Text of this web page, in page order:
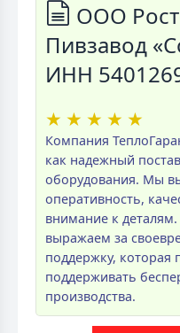
ООО
Пивзавод
ИНН
★ ★ ★ ★ ★
Компания
как надежный
оборудования. Мы
оперативность,
внимание к
выражаем за
поддержку, которая
поддерживать
производства.